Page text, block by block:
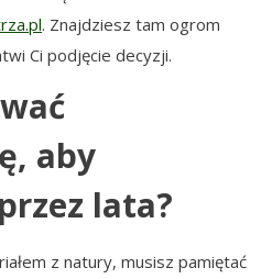
. Znajdziesz tam ogrom
Ci podjęcie decyzji.
aby
lata?
z natury, musisz pamiętać